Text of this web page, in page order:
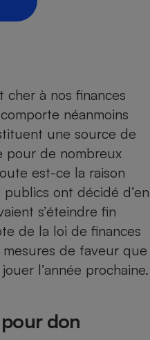
cher à nos finances
néanmoins
une source de
pour de nombreux
est-ce la raison
ont décidé d’en
s’éteindre fin
de la loi de finances
de faveur que
l’année prochaine.
don
bouteille
Banque
Petit électroménager -
Téléviseur
Téléphone mobile -
Smartphone
Matelas
Radiateur électrique
Antimoustique